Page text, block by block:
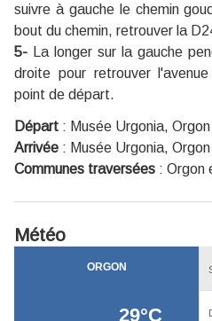
suivre à gauche le chemin
bout du chemin, retrouver la
5- La longer sur la gauche
droite pour retrouver
point de départ.
Départ : Musée Urgonia, Orgon
Arrivée : Musée Urgonia, Orgon
Communes traversées : Orgon
Météo